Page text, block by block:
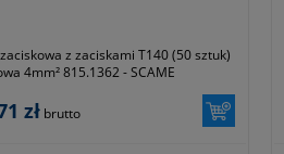
z zaciskami T140 (50 sztuk)
4mm² 815.1362 - SCAME
zł brutto